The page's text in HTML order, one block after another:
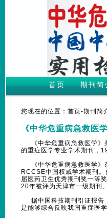
首页 期刊简
您现在的位置：首页-期刊简
《中华危重病急救医
《中华危重病急救医学》
的重症医学专业学术期刊，
《中华危重病急救医学》
RCCSE中国权威学术期刊
届医药卫生优秀期刊奖一等
20年被评为天津市一级期刊
据中国科技期刊引证报告
是能够综合反映我国重症医